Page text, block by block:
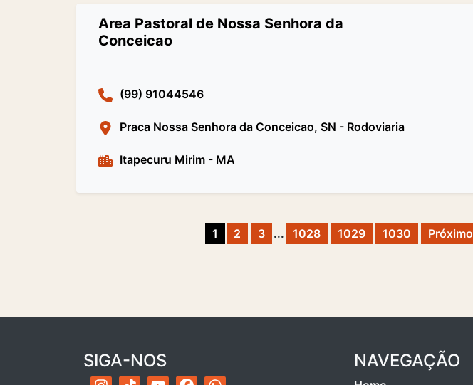
Area Pastoral de Nossa Senhora da
Conceicao
(99) 91044546
Praca Nossa Senhora da Conceicao, SN - Rodoviaria
Itapecuru Mirim - MA
1 2 3 ... 1028 1029 1030 Próximo
SIGA-NOS NAVEGAÇÃO